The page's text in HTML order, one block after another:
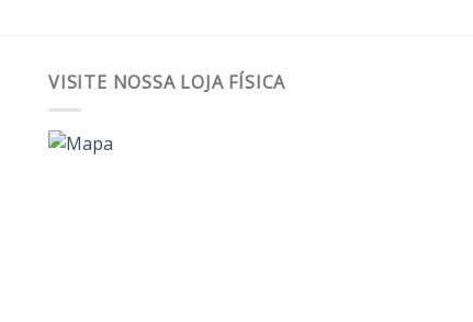
VISITE NOSSA LOJA FÍSICA